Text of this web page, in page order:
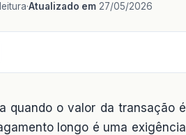
·Atualizado em 27/05/2026
quando o valor da transação é
longo é uma exigência